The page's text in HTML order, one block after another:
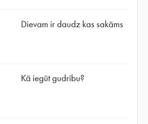
Dievam ir daudz kas sakāms
Kā iegūt gudrību?